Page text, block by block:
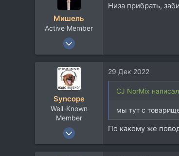
Мишель
Active Member
29 Дек 2007
Низа прибрать,
Syncope
Well-Known
Member
11 Дек 2017
29 Дек 2022
CJ NorMix
мы тут с
По какому же